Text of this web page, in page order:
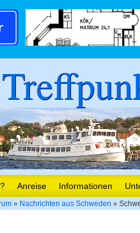
Anreise Informationen
» Nachrichten aus Schweden »